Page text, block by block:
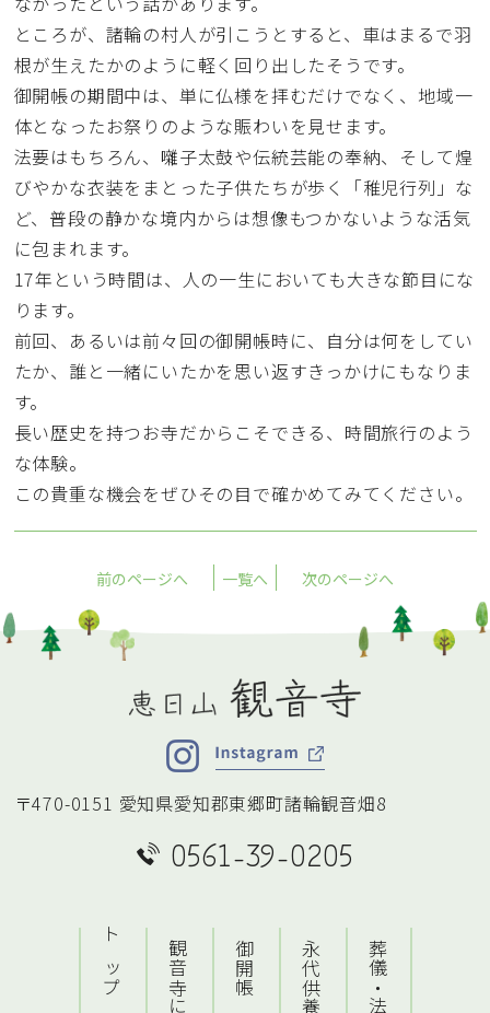
ところが、諸輪の村人が引こうとすると、車はまるで羽
根が生えたかのように軽く回り出したそうです。
御開帳の期間中は、単に仏様を拝むだけでなく、地域一
体となったお祭りのような賑わいを見せます。
法要はもちろん、囃子太鼓や伝統芸能の奉納、そして煌
びやかな衣装をまとった子供たちが歩く「稚児行列」な
ど、普段の静かな境内からは想像もつかないような活気
に包まれます。
17年という時間は、人の一生においても大きな節目にな
ります。
前回、あるいは前々回の御開帳時に、自分は何をしてい
たか、誰と一緒にいたかを思い返すきっかけにもなりま
す。
長い歴史を持つお寺だからこそできる、時間旅行のよう
な体験。
この貴重な機会をぜひその目で確かめてみてください。
前のページへ 一覧へ 次のページへ
〒470-0151 愛知県愛知郡東郷町諸輪観音畑8
0561-39-0205
トップ 御開帳 葬儀・法要